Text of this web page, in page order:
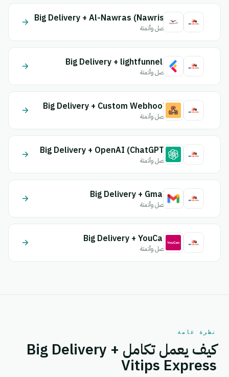
Big Delivery + Al-Nawras (Nawris)
اتصل وأتمتة
Big Delivery + lightfunnels
اتصل وأتمتة
Big Delivery + Custom Webhook
اتصل وأتمتة
Big Delivery + OpenAI (ChatGPT)
اتصل وأتمتة
Big Delivery + Gmail
اتصل وأتمتة
Big Delivery + YouCan
اتصل وأتمتة
نظرة عامة
كيف يعمل تكامل Big Delivery +
Vitips Express